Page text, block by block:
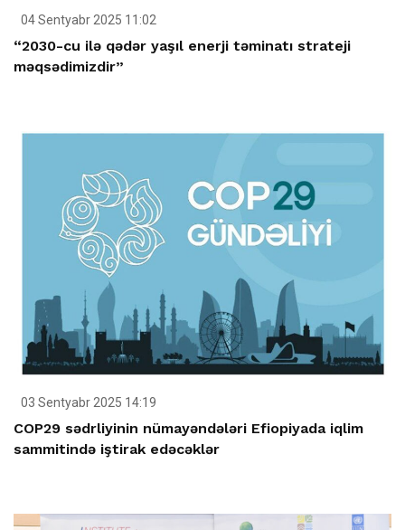
04 Sentyabr 2025 11:02
“2030-cu ilə qədər yaşıl enerji təminatı strateji
məqsədimizdir”
03 Sentyabr 2025 14:19
COP29 sədrliyinin nümayəndələri Efiopiyada iqlim
sammitində iştirak edəcəklər